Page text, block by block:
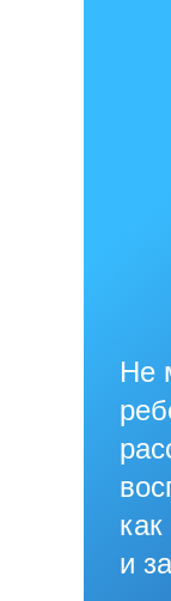
Не
и